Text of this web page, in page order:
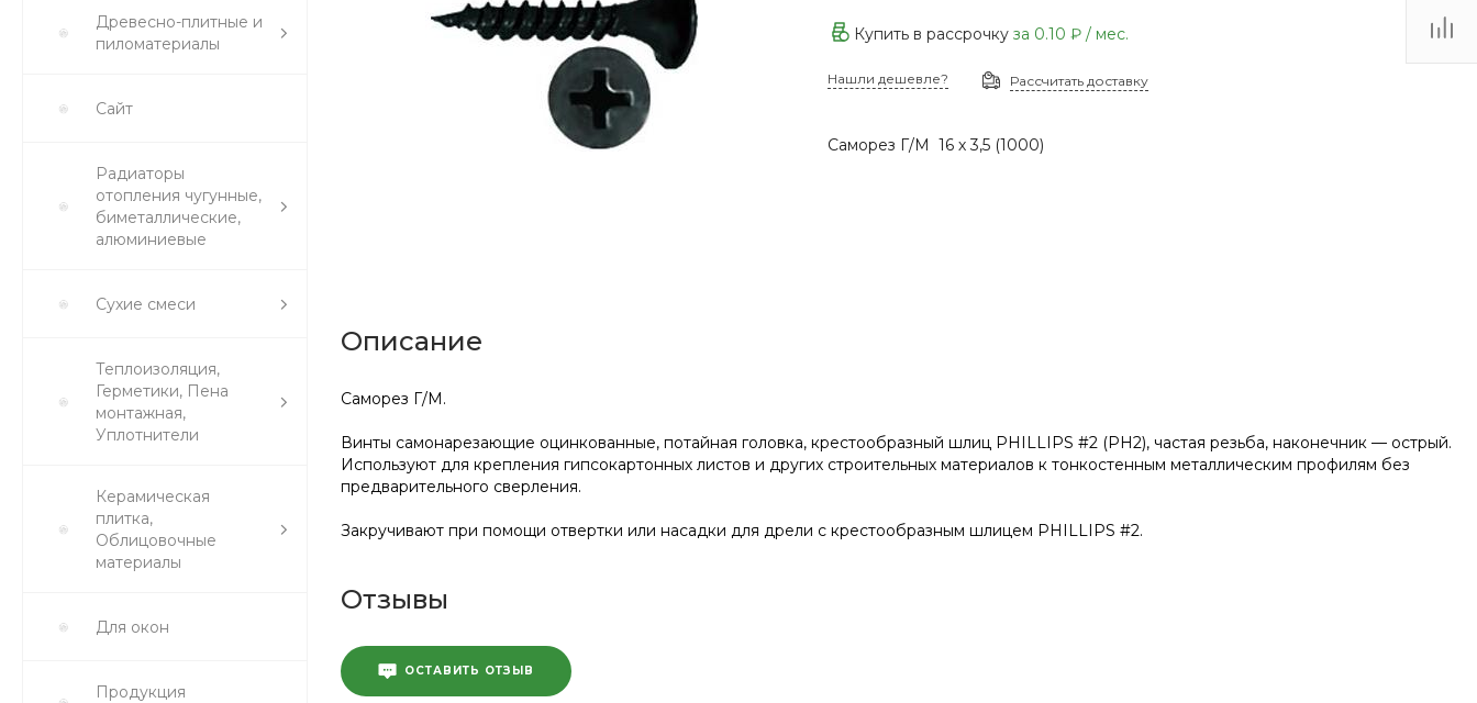
Древесно-плитные и
пиломатериалы
Сайт
Радиаторы
отопления чугунные,
биметаллические,
алюминиевые
Сухие смеси
Теплоизоляция,
Герметики, Пена
монтажная,
Уплотнители
Керамическая
плитка,
Облицовочные
материалы
Для окон
Продукция
Купить в рассрочку за 0.10 ₽/ мес.
Нашли дешевле? Рассчитать доставку
Саморез Г/М 16 х 3,5 (1000)
Описание
Саморез Г/М.
Винты самонарезающие оцинкованные, потайная головка, крестообразный шлиц PHILLIPS #2 (PH2), частая резьба, наконечник — острый.
Используют для крепления гипсокартонных листов и других строительных материалов к тонкостенным металлическим профилям без
предварительного сверления.
Закручивают при помощи отвертки или насадки для дрели с крестообразным шлицем PHILLIPS #2.
Отзывы
ОСТАВИТЬ ОТЗЫВ